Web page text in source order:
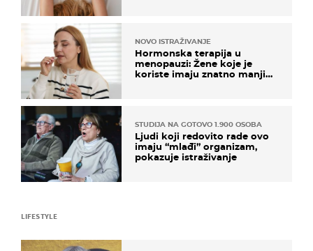
NOVO ISTRAŽIVANJE
Hormonska terapija u
menopauzi: Žene koje je
koriste imaju znatno manji
STUDIJA NA GOTOVO 1.900 OSOBA
Ljudi koji redovito rade ovo
imaju “mlađi” organizam,
pokazuje istraživanje
LIFESTYLE